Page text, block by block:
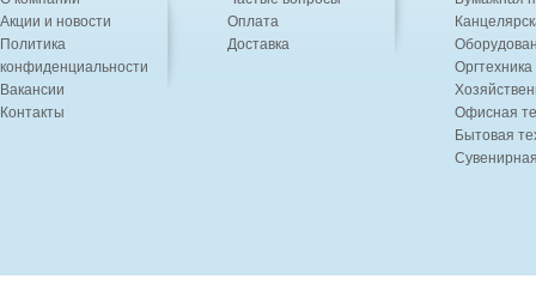
Акции и новости
Политика
конфиденциальности
Вакансии
Контакты
Оплата
Доставка
Офисная
Бытовая